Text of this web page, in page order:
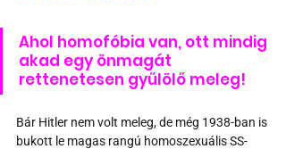
Ahol homofóbia van, ott mindig
akad egy önmagát
rettenetesen gyűlölő meleg!
Bár Hitler nem volt meleg, de még 1938-ban is
bukott le magas rangú homoszexuális SS-